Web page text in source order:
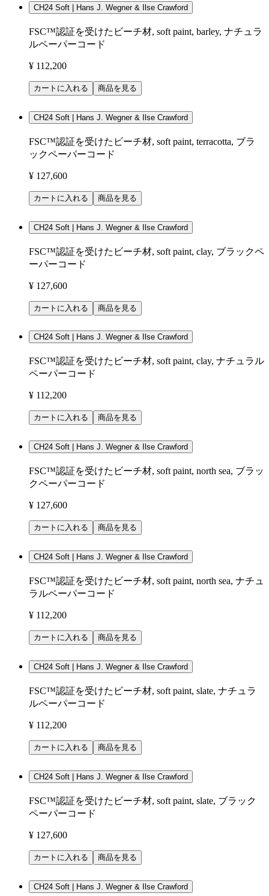
CH24 Soft | Hans J. Wegner & Ilse Crawford
FSC™認証を受けたビーチ材, soft paint, barley, ナチュラ
ルペーパーコード
¥ 112,200
カートに入れる 商品を見る
CH24 Soft | Hans J. Wegner & Ilse Crawford
FSC™認証を受けたビーチ材, soft paint, terracotta, ブラ
ックペーパーコード
¥ 127,600
カートに入れる 商品を見る
CH24 Soft | Hans J. Wegner & Ilse Crawford
FSC™認証を受けたビーチ材, soft paint, clay, ブラックペ
ーパーコード
¥ 127,600
カートに入れる 商品を見る
CH24 Soft | Hans J. Wegner & Ilse Crawford
FSC™認証を受けたビーチ材, soft paint, clay, ナチュラル
ペーパーコード
¥ 112,200
カートに入れる 商品を見る
CH24 Soft | Hans J. Wegner & Ilse Crawford
FSC™認証を受けたビーチ材, soft paint, north sea, ブラッ
クペーパーコード
¥ 127,600
カートに入れる 商品を見る
CH24 Soft | Hans J. Wegner & Ilse Crawford
FSC™認証を受けたビーチ材, soft paint, north sea, ナチュ
ラルペーパーコード
¥ 112,200
カートに入れる 商品を見る
CH24 Soft | Hans J. Wegner & Ilse Crawford
FSC™認証を受けたビーチ材, soft paint, slate, ナチュラ
ルペーパーコード
¥ 112,200
カートに入れる 商品を見る
CH24 Soft | Hans J. Wegner & Ilse Crawford
FSC™認証を受けたビーチ材, soft paint, slate, ブラック
ペーパーコード
¥ 127,600
カートに入れる 商品を見る
CH24 Soft | Hans J. Wegner & Ilse Crawford